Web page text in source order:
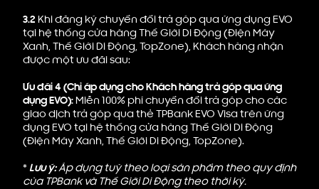
3.2 Khi đăng ký chuyển đổi trả góp qua ứng dụng EVO
tại hệ thống cửa hàng Thế Giới Di Động (Điện Máy
Xanh, Thế Giới Di Động, TopZone), Khách hàng nhận
được một ưu đãi sau:
Ưu đãi 4 (Chỉ áp dụng cho Khách hàng trả góp qua ứng
dụng EVO):Miễn 100% phí chuyển đổi trả góp cho các
giao dịch trả góp qua thẻ TPBank EVO Visa trên ứng
dụng EVO tại hệ thống cửa hàng Thế Giới Di Động
(Điện Máy Xanh, Thế Giới Di Động, TopZone).
* Lưu ý:Áp dụng tuỳ theo loại sản phẩm theo quy định
của TPBank và Thế Giới Di Động theo thời kỳ.